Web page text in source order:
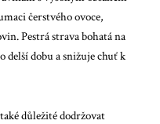
čerstvého ovoce,
Pestrá strava bohatá na
delší dobu a snižuje chuť k
důležité dodržovat